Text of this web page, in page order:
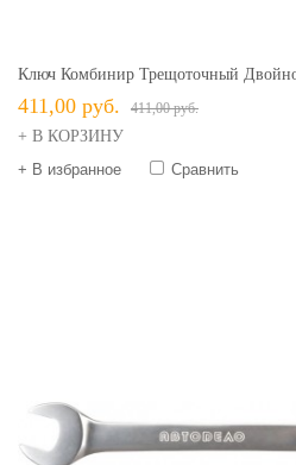
Ключ Комбинир Трещоточный
411,00 руб. 411,00 руб.
+ В КОРЗИНУ
+ В избранное
Сравнить